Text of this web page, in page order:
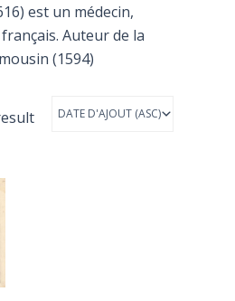
est un médecin,
Auteur de la
(1594)